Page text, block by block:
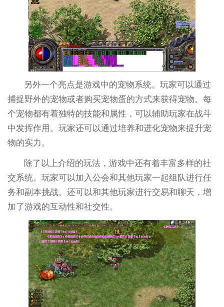
另外一个亮点是游戏中的宠物系统。玩家可以通过
捕捉野外的宠物或者购买宠物蛋的方式来获得宠物。每
个宠物都有着独特的技能和属性，可以辅助玩家在战斗
中发挥作用。玩家还可以通过培养和进化宠物来提升宠
物的实力。
除了以上介绍的玩法，游戏中还有着丰富多样的社
交系统。玩家可以加入公会和其他玩家一起组队进行任
务和副本挑战。还可以和其他玩家进行交易和聊天，增
加了游戏的互动性和社交性。